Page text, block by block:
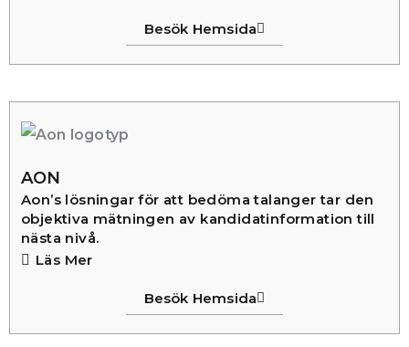
Besök Hemsida
AON
Aon’s lösningar för att bedöma talanger tar den
objektiva mätningen av kandidatinformation till
nästa nivå.
Läs Mer
Besök Hemsida